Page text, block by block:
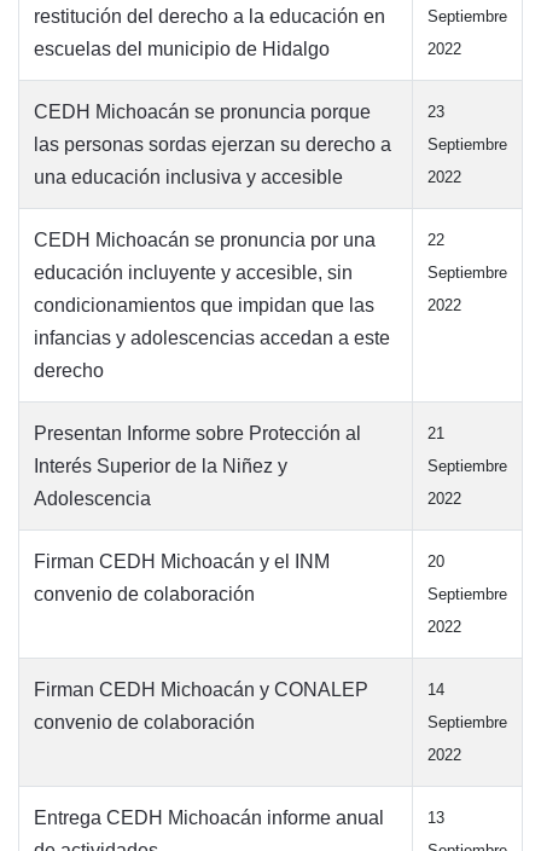
restitución del derecho a la educación en
escuelas del municipio de Hidalgo
Septiembre
2022
CEDH Michoacán se pronuncia porque
las personas sordas ejerzan su derecho a
una educación inclusiva y accesible
23
Septiembre
2022
CEDH Michoacán se pronuncia por una
educación incluyente y accesible, sin
condicionamientos que impidan que las
infancias y adolescencias accedan a este
derecho
22
Septiembre
2022
Presentan Informe sobre Protección al
Interés Superior de la Niñez y
Adolescencia
21
Septiembre
2022
Firman CEDH Michoacán y el INM
convenio de colaboración
20
Septiembre
2022
Firman CEDH Michoacán y CONALEP
convenio de colaboración
14
Septiembre
2022
Entrega CEDH Michoacán informe anual
13